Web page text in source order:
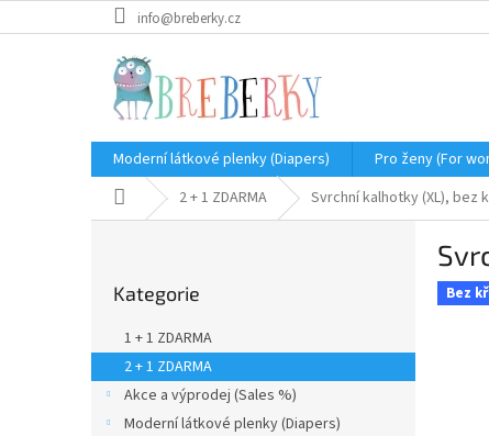
na
info@breberky.cz
Moderní látkové plenky (Diapers) Pro ženy (For
Domů 2 + 1 ZDARMA Svrchní kalhotky (XL), bez
a
n
kategorie
Kategorie
1 + 1 ZDARMA
2 + 1 ZDARMA
Akce a výprodej (Sales %)
Moderní látkové plenky (Diapers)
Bez